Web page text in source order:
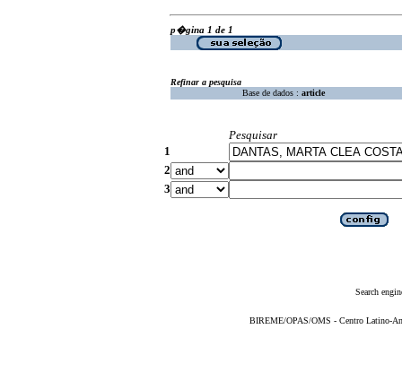
p�gina 1 de 1
Refinar a pesquisa
Base de dados : article
Pesquisar
1
2
3
Search
BIREME/OPAS/OMS - Centro Latino-